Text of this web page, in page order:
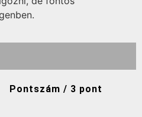
Pontszám / 3 pont